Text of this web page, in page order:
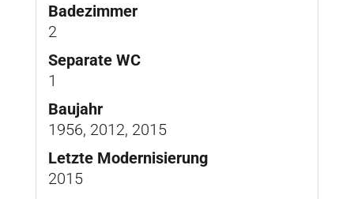
Badezimmer
2
Separate WC
1
Baujahr
1956, 2012, 2015
Letzte Modernisierung
2015